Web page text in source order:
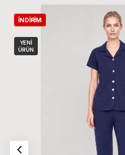
İNDIRIM
YENI
ÜRÜN